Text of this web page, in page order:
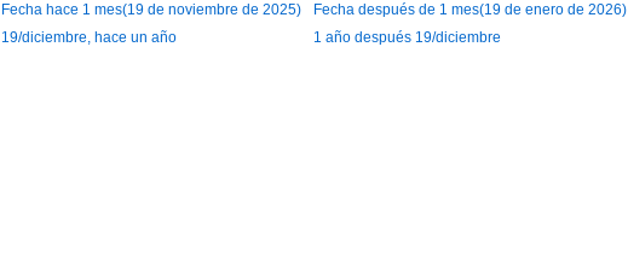
Fecha hace 1 mes(19 de noviembre de 2025)
Fecha después de 1 mes(19 de enero de 2026)
19/diciembre, hace un año
1 año después 19/diciembre